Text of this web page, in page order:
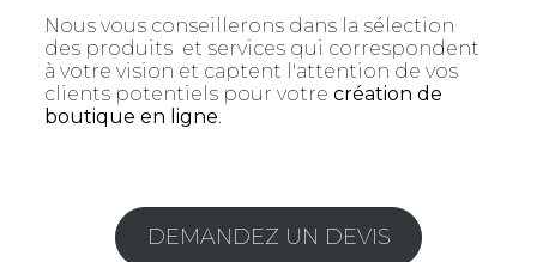
Nous vous conseillerons dans la sélection
des produits et services qui correspondent
à votre vision et captent l'attention de vos
clients potentiels pour votre création de
boutique en ligne.
DEMANDEZ UN DEVIS